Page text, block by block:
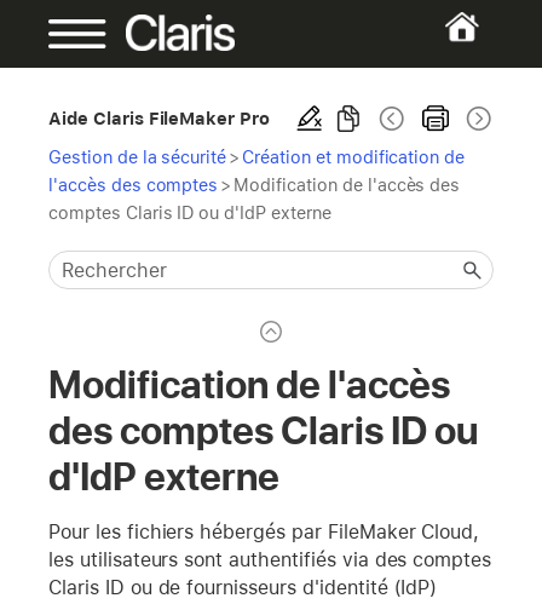
Aide Claris FileMaker Pro
Gestion de la sécurité> Création et modification de
l'accès des comptes > Modification de l'accès des
comptes Claris ID ou d'IdP externe
Modification de l'accès
des comptes Claris ID ou
d'IdP externe
Pour les fichiers hébergés par FileMaker Cloud,
les utilisateurs sont authentifiés via des comptes
Claris ID ou de fournisseurs d'identité (IdP)